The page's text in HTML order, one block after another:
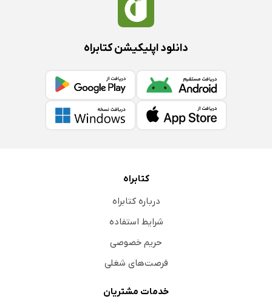
دانلود اپلیکیشن کتابراه
کتابراه
درباره کتابراه
شرایط استفاده
حریم خصوصی
فرصت‌های شغلی
خدمات مشتریان